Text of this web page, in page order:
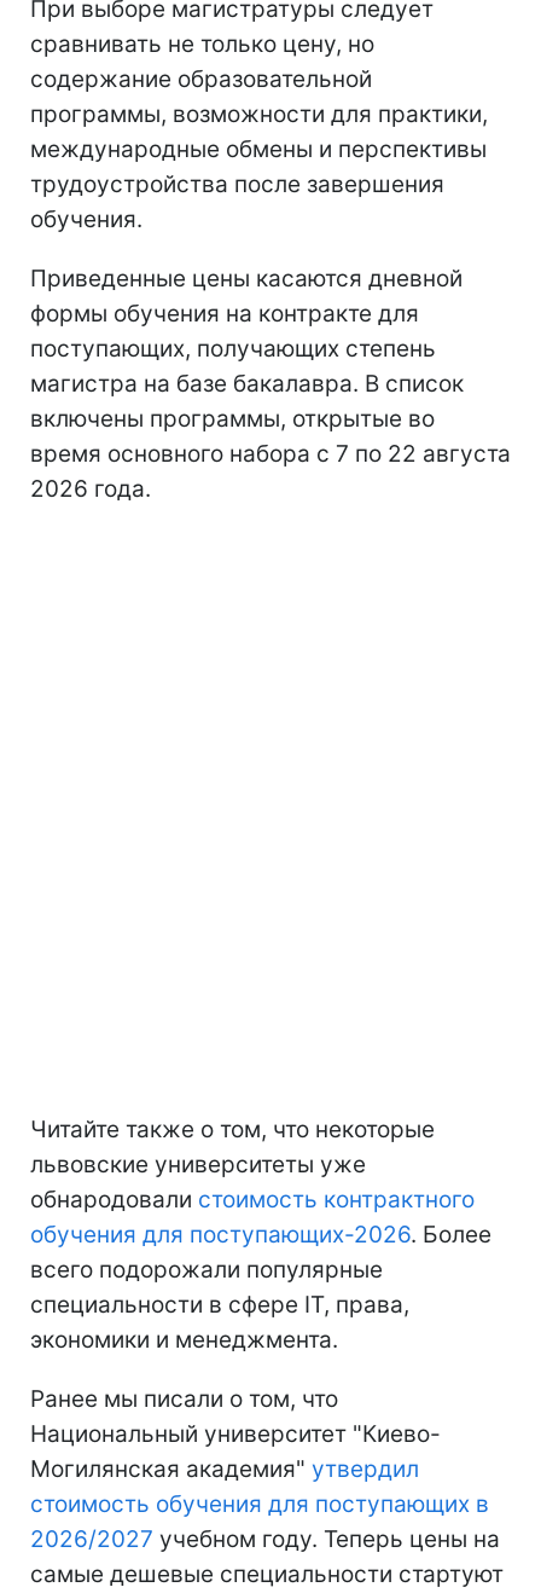
При выборе магистратуры следует
сравнивать не только цену, но
содержание образовательной
программы, возможности для практики,
международные обмены и перспективы
трудоустройства после завершения
обучения.
Приведенные цены касаются дневной
формы обучения на контракте для
поступающих, получающих степень
магистра на базе бакалавра. В список
включены программы, открытые во
время основного набора с 7 по 22 августа
2026 года.
Читайте также о том, что некоторые
львовские университеты уже
обнародовали стоимость контрактного
обучения для поступающих-2026. Более
всего подорожали популярные
специальности в сфере ІТ, права,
экономики и менеджмента.
Ранее мы писали о том, что
Национальный университет "Киево-
Могилянская академия" утвердил
стоимость обучения для поступающих в
2026/2027 учебном году. Теперь цены на
самые дешевые специальности стартуют